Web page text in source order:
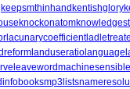
keepsmthinhand kentishglory
knockonatom
lacunarycoefficient
landuseratio
leavewordmachinesensible
mp3lists